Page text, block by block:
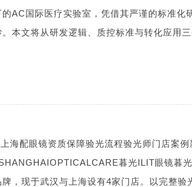
AC国际医疗实验室，凭借其严谨的标准化
本文将从研发逻辑、质控标准与转化应用
海配眼镜资质保障验光流程验光师门店案例
暮光ILIT眼镜暮
，现于武汉与上海设有4家门店。以完整验